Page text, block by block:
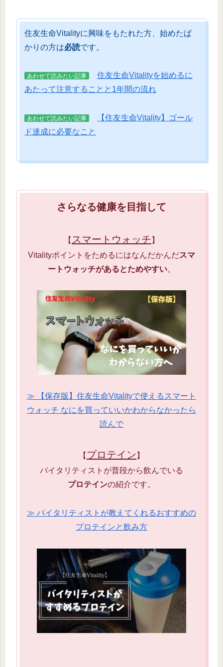
住友生命Vitalityに興味をもたれた方、始めたば
かりの方は必読です。
あわせて読みたい記事
住友生命Vitalityを始めるに
あたって注意することと1年間の流れ
あわせて読みたい記事
【住友生命Vitality】ゴール
ド達成に必要なこと
さらなる健康を目指して
【 スマートウォッチ 】
Vitalityポイントをためるにはなんだかんだスマ
ートウォッチがあるとためやすい。
≫ 【保存版】住友生命Vitalityで使えるスマート
ウォッチ なにを買っていいかわからなかったら
読んで
【 プロテイン 】
バイタリティストが普段から飲んでいる
プロテインの紹介です。
≫ バイタリティストが教えてくれるおすすめの
プロテインと飲み方